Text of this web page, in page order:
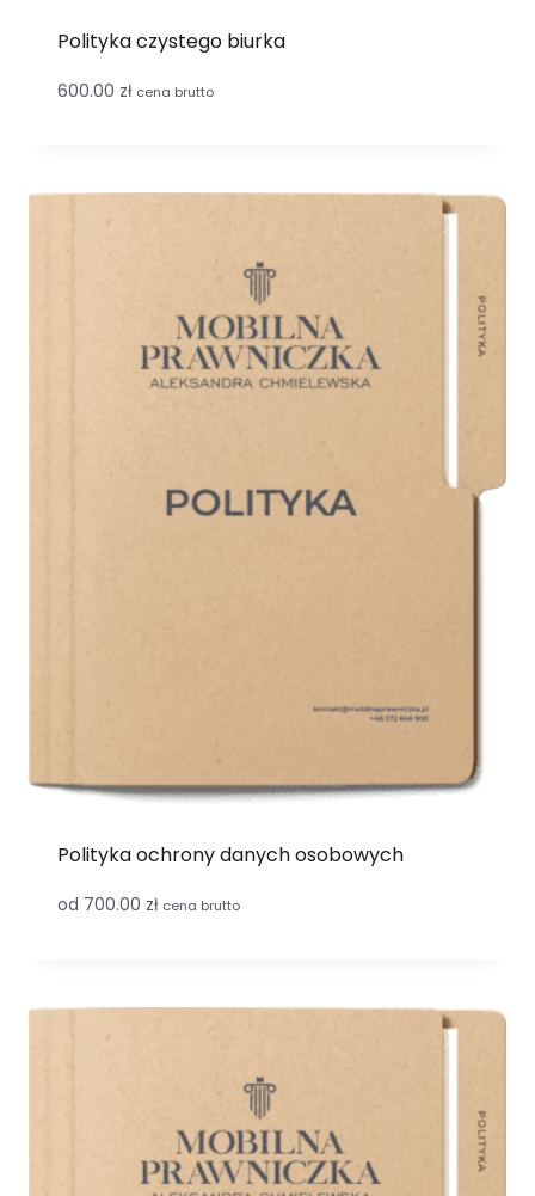
Polityka czystego biurka
600.00 zł cena brutto
Polityka ochrony danych osobowych
od 700.00 zł cena brutto